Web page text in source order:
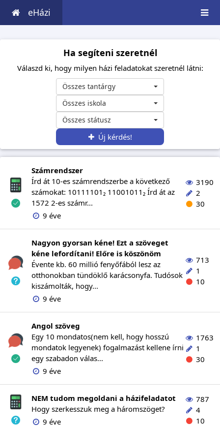
eHázi
Ha segíteni szeretnél
Válaszd ki, hogy milyen házi feladatokat szeretnél látni:
Összes tantárgy
Összes iskola
Összes státusz
Új kérdés!
Számrendszer
Írd át 10-es számrendszerbe a következő
számokat: 10111101₂ 11001011₂ Írd át az
1572 2-es számr...
9 éve
3190
2
30
Nagyon gyorsan kéne! Ezt a szöveget
kéne lefordítani! Előre is köszönöm
Évente kb. 60 millió fenyőfából lesz az
otthonokban tündöklő karácsonyfa. Tudósok
kiszámolták, hogy...
9 éve
713
1
10
Angol szöveg
Egy 10 mondatos(nem kell, hogy hosszú
mondatok legyenek) fogalmazást kellene írni
egy szabadon válas...
9 éve
1763
1
30
NEM tudom megoldani a házifeladatot
Hogy szerkesszuk meg a háromszöget?
9 éve
787
4
10